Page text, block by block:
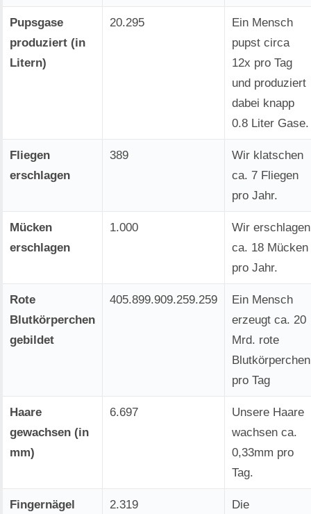
Pupsgase
produziert (in
Litern)
20.295
Ein Mensch
pupst circa
12x pro Tag
und produziert
dabei knapp
0.8 Liter Gase.
Fliegen
erschlagen
389
Wir klatschen
ca. 7 Fliegen
pro Jahr.
Mücken
erschlagen
1.000
Wir erschlagen
ca. 18 Mücken
pro Jahr.
Rote
Blutkörperchen
gebildet
405.899.909.259.259
Ein Mensch
erzeugt ca. 20
Mrd. rote
Blutkörperchen
pro Tag
Haare
gewachsen (in
mm)
6.697
Unsere Haare
wachsen ca.
0,33mm pro
Tag.
Fingernägel
2.319
Die